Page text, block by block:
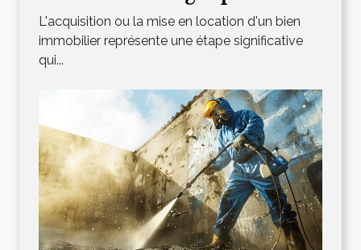
vente et la location
L'acquisition ou la mise en location d'un bien
immobilier représente une étape significative
qui...